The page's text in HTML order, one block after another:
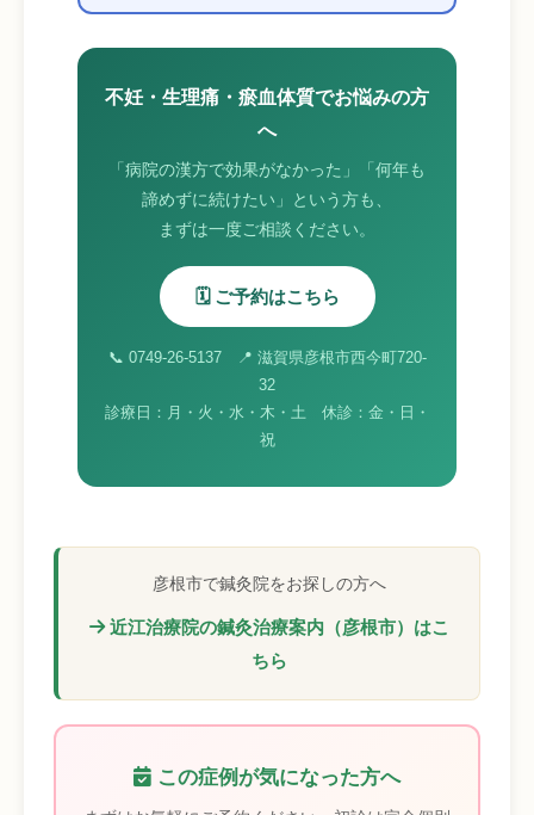
不妊・生理痛・瘀血体質でお悩みの方
へ
「病院の漢方で効果がなかった」「何年も
諦めずに続けたい」という方も、
まずは一度ご相談ください。
🗓️ ご予約はこちら
📞 0749-26-5137 📍 滋賀県彦根市西今町720-
32
診療日：月・火・水・木・土 休診：金・日・
祝
彦根市で鍼灸院をお探しの方へ
近江治療院の鍼灸治療案内（彦根市）はこ
ちら
この症例が気になった方へ